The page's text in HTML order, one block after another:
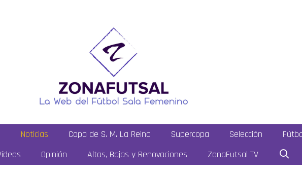
Noticias Copa de S. M. La Reina Supercopa Selección
Opinión Altas, Bajas y Renovaciones ZonaFutsal TV